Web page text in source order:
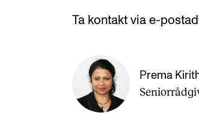
Ta kontakt via e-
Prema